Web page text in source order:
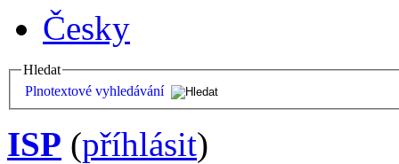
Česky
Hledat
Plnotextové vyhledávání
ISP (příhlásit)